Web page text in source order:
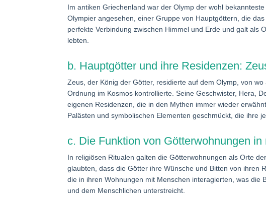
Im antiken Griechenland war der Olymp der wohl
Olympier angesehen, einer Gruppe von Hauptgöttern, die
perfekte Verbindung zwischen Himmel und Erde und galt als
lebten.
b. Hauptgötter und ihre Residenzen:
Zeus, der König der Götter, residierte auf dem Olymp, von
Ordnung im Kosmos kontrollierte. Seine Geschwister, Hera,
eigenen Residenzen, die in den Mythen immer wieder
Palästen und symbolischen Elementen geschmückt, die ihre
c. Die Funktion von Götterwohnungen
In religiösen Ritualen galten die Götterwohnungen als Orte
glaubten, dass die Götter ihre Wünsche und Bitten von ihren
die in ihren Wohnungen mit Menschen interagierten, was die
und dem Menschlichen unterstreicht.